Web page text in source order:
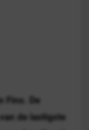
Fins. De
de lastigste